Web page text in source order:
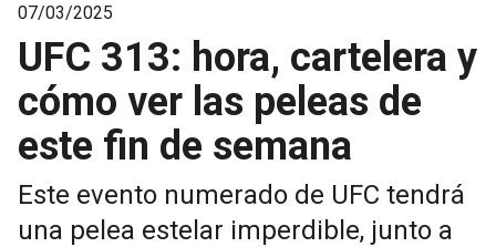
07/03/2025
UFC 313: hora, cartelera y
cómo ver las peleas de
este fin de semana
Este evento numerado de UFC tendrá
una pelea estelar imperdible, junto a